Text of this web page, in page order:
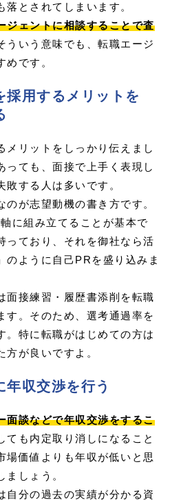
とされてしまいます。
ジェントに相談することで査
ういう意味でも、転職エージ
めです。
用するメリットを
メリットをしっかり伝えまし
っても、面接で上手く表現し
敗する人は多いです。
が志望動機の書き方です。
に組み立てることが基本で
ており、それを御社なら活
のように自己PRを盛り込みま
面接練習・履歴書添削を転職
す。そのため、選考通過率を
。特に転職がはじめての方は
方が良いですよ。
収交渉を行う
面談などで年収交渉をするこ
ても内定取り消しになること
場価値よりも年収が低いと思
ましょう。
自分の過去の実績が分かる資